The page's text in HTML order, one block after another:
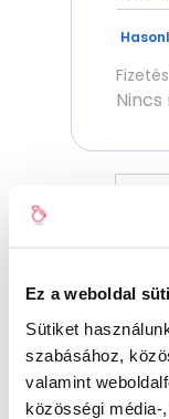
Ez a weboldal
Sütiket
szabásához,
valamint
közösségi média-